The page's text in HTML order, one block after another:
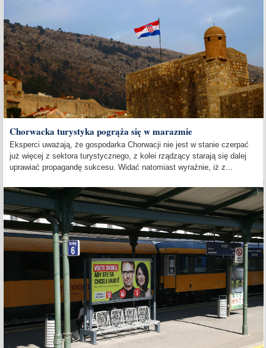
Chorwacka turystyka pogrąża się w marazmie
Eksperci uważają, że gospodarka Chorwacji nie jest w stanie czerpać
już więcej z sektora turystycznego, z kolei rządzący starają się dalej
uprawiać propagandę sukcesu. Widać natomiast wyraźnie, iż z...